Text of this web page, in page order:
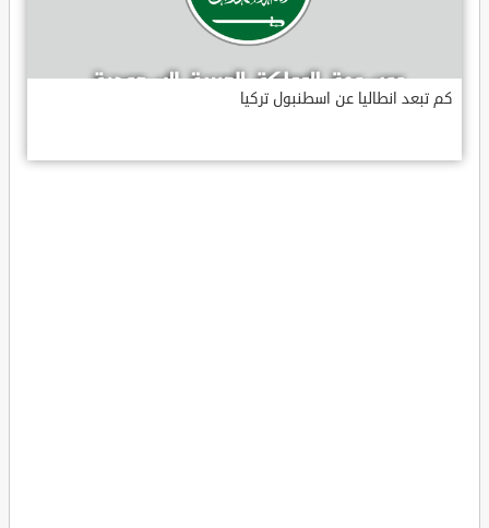
كم تبعد انطاليا عن اسطنبول تركيا